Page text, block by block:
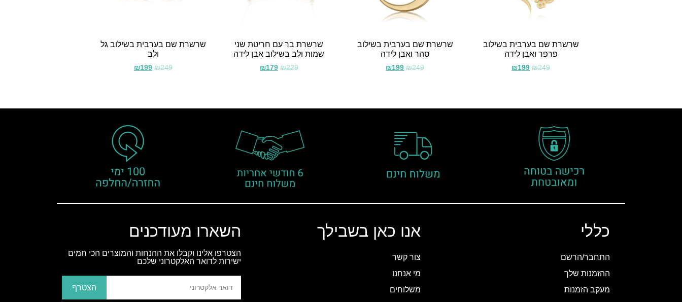
שרשרת שם בערבית בשילוב
פרפר ואבן לידה
₪249
₪199
שרשרת שם בערבית בשילוב
סהר ואבן לידה
₪249
₪199
שרשרת בר עם חריטת שני
שמות ולב בשילוב אבן לידה
₪229
₪179
שרשרת שם בערבית בשילוב גל
ולב
₪249
₪199
כללי
התחבר/הרשם
ההזמנות שלך
מעקב הזמנות
אנו כאן בשבילך
צור קשר
מי אנחנו
משלוחים
השארו מעודכנים
הצטרפו אלינו וקבלו את ההנחות והמוצרים הכי חמים
ישירות לדואר האלקטרוני שלכם
הצטרף